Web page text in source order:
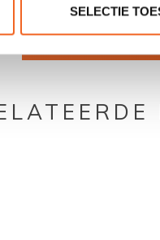
SELECTIE
0 sterren op basis van 0